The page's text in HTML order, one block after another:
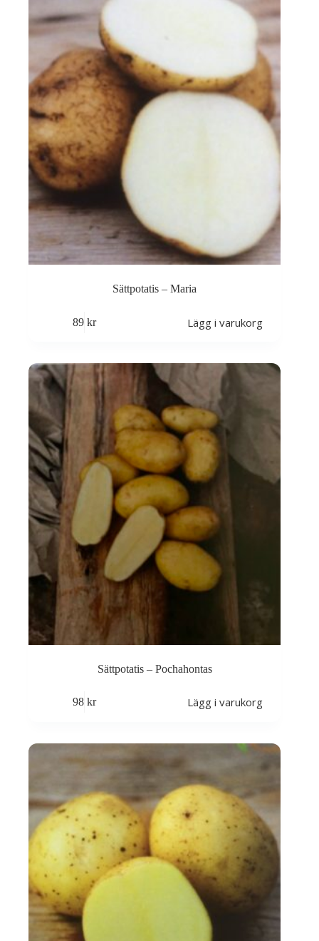
Sättpotatis – Maria
89kr Lägg i varukorg
Sättpotatis – Pochahontas
98kr Lägg i varukorg